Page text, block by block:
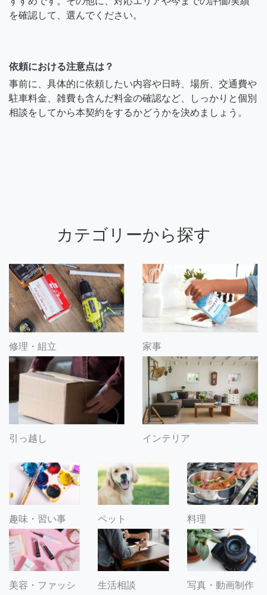
を確認して、選んでください。
依頼における注意点は？
事前に、具体的に依頼したい内容や日時、場所、交通費や
駐車料金、雑費も含んだ料金の確認など、しっかりと個別
相談をしてから本契約をするかどうかを決めましょう。
カテゴリーから探す
修理・組立 家事
引っ越し インテリア
趣味・習い事 ペット 料理
美容・ファッシ
生活相談 写真・動画制作